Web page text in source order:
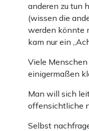
anderen zu tun
(wissen die
werden könnte
kam nur ein
Viele
einigermaßen
Man will sich
offensichtliche
Selbst